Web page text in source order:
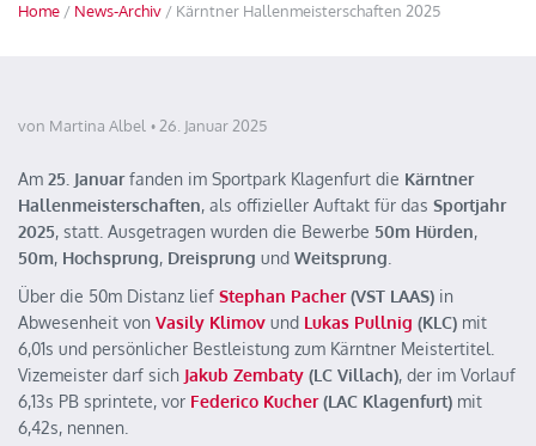
Home / News-Archiv / Kärntner Hallenmeisterschaften 2025
von Martina Albel 26. Januar 2025
Am 25. Januarfanden im Sportpark Klagenfurt die Kärntner
Hallenmeisterschaften, als offizieller Auftakt für das Sportjahr
2025, statt. Ausgetragen wurden die Bewerbe 50m Hürden,
50m, Hochsprung, Dreisprung und Weitsprung
Über die 50m Distanz lief Stephan Pacher(VST LAAS) in
Abwesenheit von Vasily Klimov und Lukas Pullnig (KLC) mit
6,01s und persönlicher Bestleistung zum Kärntner Meistertitel.
Vizemeister darf sich Jakub Zembaty (LC Villach), der im Vorlauf
6,13s PB sprintete, vor Federico Kucher(LAC Klagenfurt) mit
6,42s, nennen.